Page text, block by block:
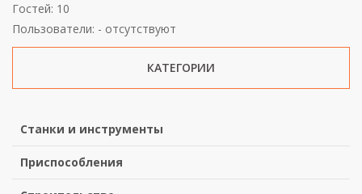
Гостей: 10
Пользователи: - отсутствуют
КАТЕГОРИИ
Станки и инструменты
Приспособления